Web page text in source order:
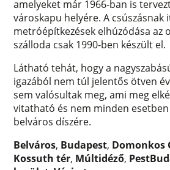
amelyeket már 1966-ban is
városkapu helyére. A csúszásnak
metróépítkezések elhúzódása az
szálloda csak 1990-ben készült el.
Látható tehát, hogy a
igazából nem túl jelentős ötven
sem valósultak meg, ami meg
vitatható és nem minden
belváros díszére.
Belváros, Budapest, Domonkos
Kossuth tér, Múltidéző,